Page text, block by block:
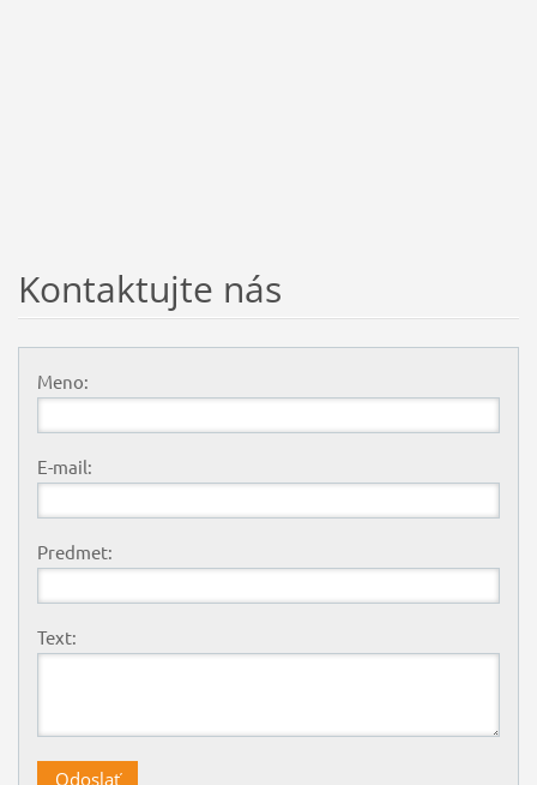
Kontaktujte nás
Meno:
E-mail:
Predmet:
Text: